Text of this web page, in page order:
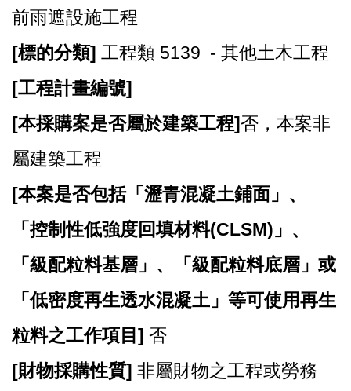
回
首
頁
網
站
導
覽
市
政
信
見
題
桃
園
前雨遮設施工程
[標的分類] 工程類 5139 - 其他土木工程
[工程計畫編號]
[本採購案是否屬於建築工程]否，本案非
屬建築工程
[本案是否包括「瀝青混凝土鋪面」、
「控制性低強度回填材料(CLSM)」、
「級配粒料基層」、「級配粒料底層」或
「低密度再生透水混凝土」等可使用再生
粒料之工作項目] 否
[財物採購性質] 非屬財物之工程或勞務